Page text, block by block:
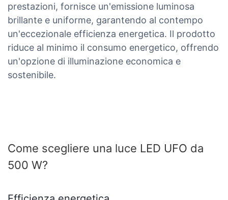
prestazioni, fornisce un'emissione luminosa
brillante e uniforme, garantendo al contempo
un'eccezionale efficienza energetica. Il prodotto
riduce al minimo il consumo energetico, offrendo
un'opzione di illuminazione economica e
sostenibile.
Come scegliere una luce LED UFO da
500 W?